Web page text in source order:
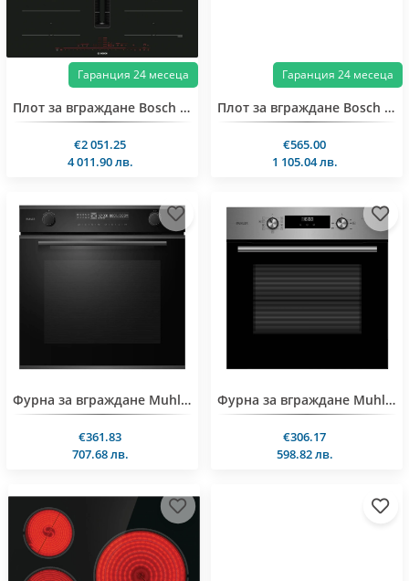
Гаранция 24 месеца
Плот за вграждане Bosch PXX801D67E
€2 051.25
4 011.90 лв.
Гаранция 24 месеца
Плот за вграждане Bosch PIX631HC1E
€565.00
1 105.04 лв.
Фурна за вграждане Muhler BO7213GDA, 72l, 13 функции
€361.83
707.68 лв.
Фурна за вграждане Muhler BO709IDA, 65l, 9 функции
€306.17
598.82 лв.